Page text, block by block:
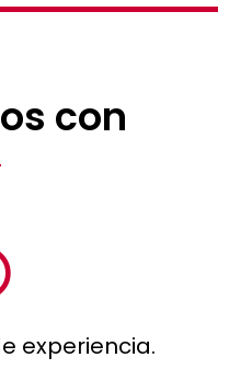
con
experiencia.